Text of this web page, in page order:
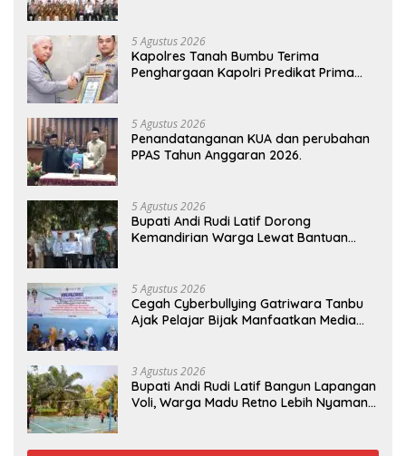
5 Agustus 2026
Kapolres Tanah Bumbu Terima
Penghargaan Kapolri Predikat Prima
5 Agustus 2026
Penandatanganan KUA dan perubahan
PPAS Tahun Anggaran 2026.
5 Agustus 2026
Bupati Andi Rudi Latif Dorong
Kemandirian Warga Lewat Bantuan
5 Agustus 2026
Cegah Cyberbullying Gatriwara Tanbu
Ajak Pelajar Bijak Manfaatkan Media
3 Agustus 2026
Bupati Andi Rudi Latif Bangun Lapangan
Voli, Warga Madu Retno Lebih Nyaman